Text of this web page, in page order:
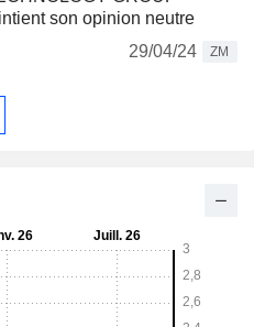
son opinion neutre
29/04/24
ZM